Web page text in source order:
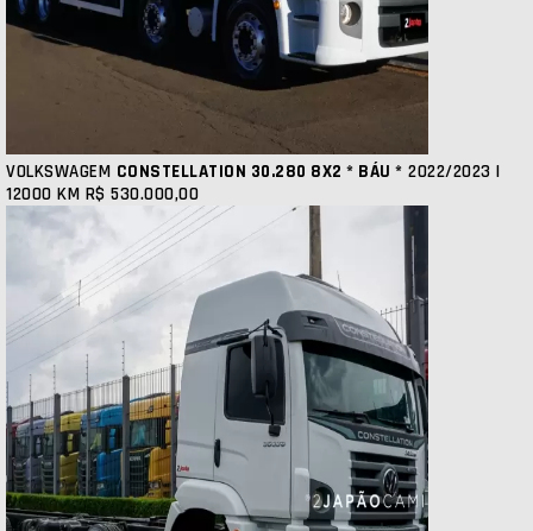
VOLKSWAGEM CONSTELLATION 30.280 8X2 * BÁU * 2022/2023 |
12000 KM R$ 530.000,00